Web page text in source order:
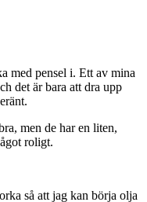
med pensel i. Ett av mina
det är bara att dra upp
men de har en liten,
roligt.
så att jag kan börja olja